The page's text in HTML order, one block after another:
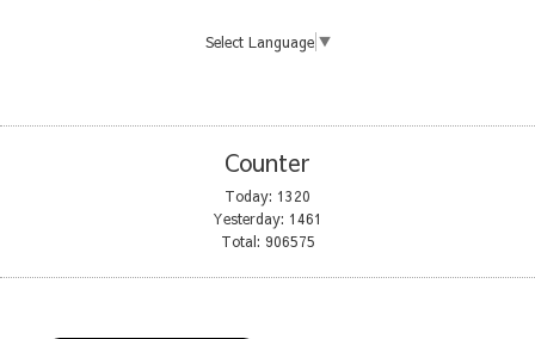
Select Language ▼
Counter
Today: 1320
Yesterday: 1461
Total: 906575